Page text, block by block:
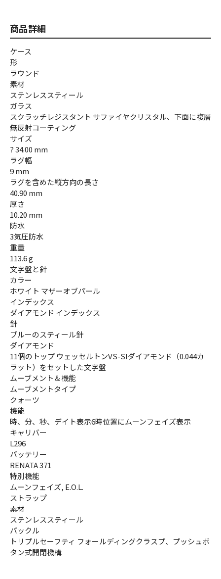
商品詳細
ケース
形
ラウンド
素材
ステンレススティール
ガラス
スクラッチレジスタント サファイヤクリスタル、下面に複層
無反射コーティング
サイズ
? 34.00 mm
ラグ幅
9 mm
ラグを含めた縦方向の長さ
40.90 mm
厚さ
10.20 mm
防水
3気圧防水
重量
113.6 g
文字盤と針
カラー
ホワイト マザーオブパール
インデックス
ダイアモンド インデックス
針
ブルーのスティール針
ダイアモンド
11個のトップ ウェッセルトンVS-SIダイアモンド（0.044カ
ラット）をセットした文字盤
ムーブメント＆機能
ムーブメントタイプ
クォーツ
機能
時、分、秒、デイト表示6時位置にムーンフェイズ表示
キャリバー
L296
バッテリー
RENATA 371
特別機能
ムーンフェイズ, E.O.L.
ストラップ
素材
ステンレススティール
バックル
トリプルセーフティ フォールディングクラスプ、プッシュボ
タン式開閉機構